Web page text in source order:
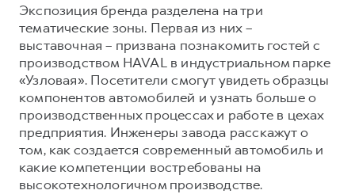
Экспозиция бренда разделена на три
тематические зоны. Первая из них –
выставочная – призвана познакомить гостей с
производством HAVAL в индустриальном парке
«Узловая». Посетители смогут увидеть образцы
компонентов автомобилей и узнать больше о
производственных процессах и работе в цехах
предприятия. Инженеры завода расскажут о
том, как создается современный автомобиль и
какие компетенции востребованы на
высокотехнологичном производстве.